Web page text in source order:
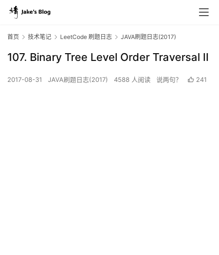
首页 技术笔记 LeetCode 刷题日志 JAVA刷题日志(2017)
107. Binary Tree Level Order Traversal II
2017-08-31 JAVA刷题日志(2017) 4588 人阅读 说两句？ 241